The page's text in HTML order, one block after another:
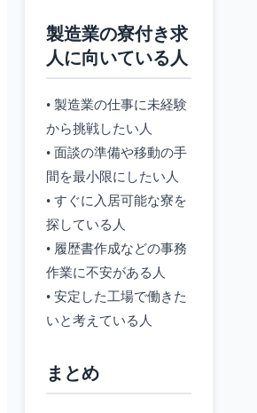
製造業の寮付き求
人に向いている人
• 製造業の仕事に未経験
から挑戦したい人
• 面談の準備や移動の手
間を最小限にしたい人
• すぐに入居可能な寮を
探している人
• 履歴書作成などの事務
作業に不安がある人
• 安定した工場で働きた
いと考えている人
まとめ